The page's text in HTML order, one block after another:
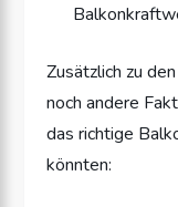
Zusätzlich zu
noch andere
das richtige
könnten: